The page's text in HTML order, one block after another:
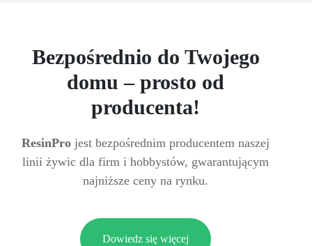
Bezpośrednio do Twojego
domu – prosto od
producenta!
ResinPro jest bezpośrednim producentem naszej
linii żywic dla firm i hobbystów, gwarantującym
najniższe ceny na rynku.
Dowiedz się więcej